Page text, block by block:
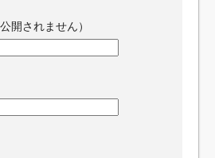
開されません）